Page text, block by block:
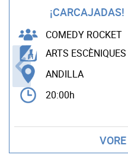
¡CARCAJADAS!
COMEDY ROCKET
ARTS ESCÈNIQUES
ANDILLA
20:00h